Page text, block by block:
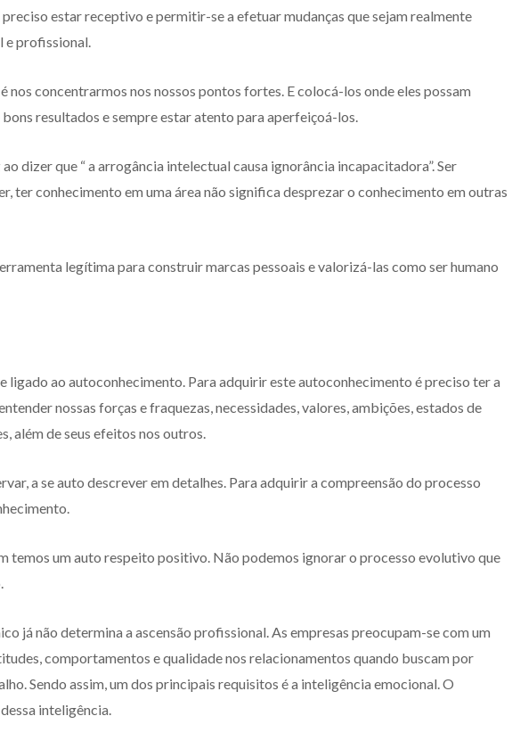
estar receptivo e permitir-se a efetuar mudanças que sejam realmente
e profissional.
nos concentrarmos nos nossos pontos fortes. E colocá-los onde eles possam
resultados e sempre estar atento para aperfeiçoá-los.
dizer que “ a arrogância intelectual causa ignorância incapacitadora”. Ser
ter conhecimento em uma área não significa desprezar o conhecimento em outras
legítima para construir marcas pessoais e valorizá-las como ser humano
ligado ao autoconhecimento. Para adquirir este autoconhecimento é preciso ter a
nossas forças e fraquezas, necessidades, valores, ambições, estados de
além de seus efeitos nos outros.
a se auto descrever em detalhes. Para adquirir a compreensão do processo
temos um auto respeito positivo. Não podemos ignorar o processo evolutivo que
já não determina a ascensão profissional. As empresas preocupam-se com um
comportamentos e qualidade nos relacionamentos quando buscam por
Sendo assim, um dos principais requisitos é a inteligência emocional. O
inteligência.